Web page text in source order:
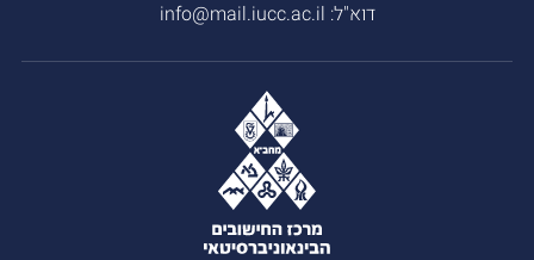
דוא"ל: info@mail.iucc.ac.il